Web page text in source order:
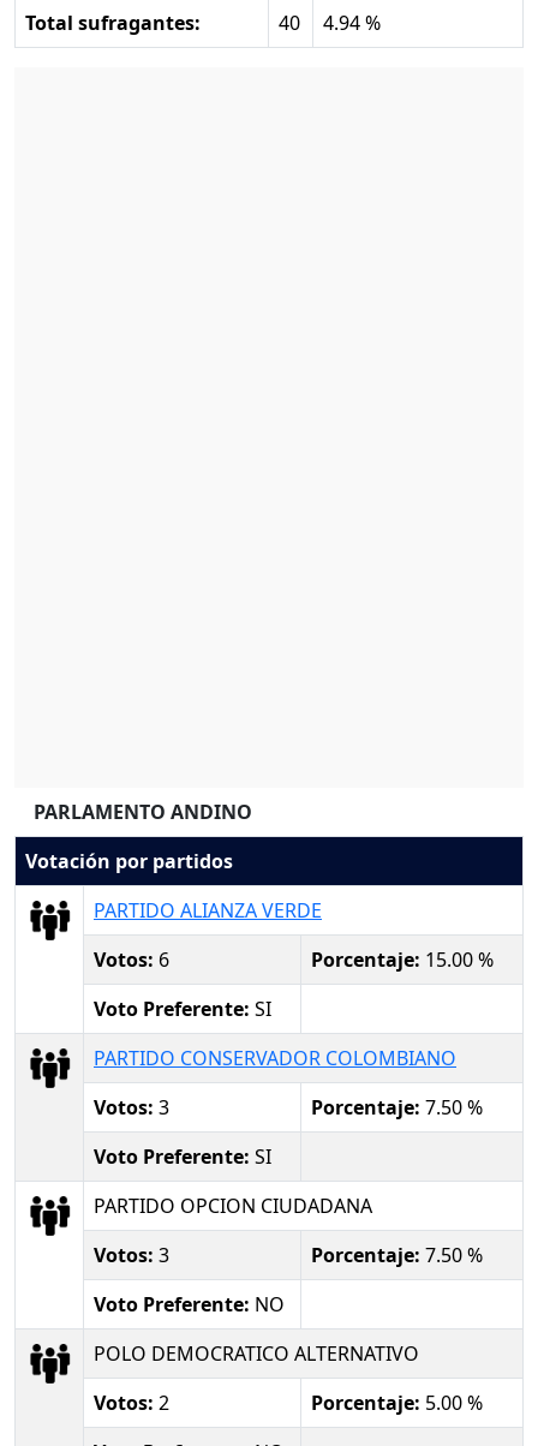
Total sufragantes:
40 4.94 %
PARLAMENTO ANDINO
Votación por partidos
PARTIDO ALIANZA VERDE
Votos: 6 Porcentaje: 15.00 %
Voto Preferente: SI
PARTIDO CONSERVADOR COLOMBIANO
Votos: 3 Porcentaje: 7.50 %
Voto Preferente: SI
PARTIDO OPCION CIUDADANA
Votos: 3 Porcentaje: 7.50 %
Voto Preferente: NO
POLO DEMOCRATICO ALTERNATIVO
Votos: 2 Porcentaje: 5.00 %